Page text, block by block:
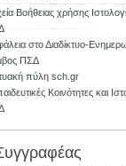
Βοήθειας χρήσης
στο Διαδίκτυο-
ΠΣΔ
πύλη sch.gr
Κοινότητες και